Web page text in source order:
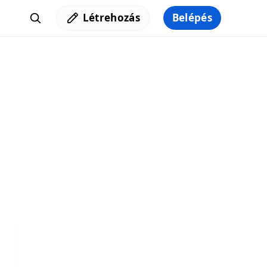
Létrehozás Belépés